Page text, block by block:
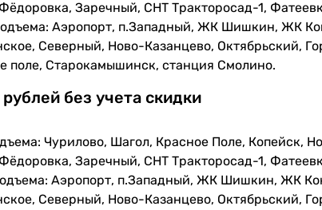
Заречный, СНТ Тракторосад-1,
Аэропорт, п.Западный, ЖК Шишкин, ЖК
Северный, Ново-Казанцево, Октябрьский,
поле, Старокамышинск, станция Смолино.
без учета скидки
Чурилово, Шагол, Красное Поле, Копейск,
Заречный, СНТ Тракторосад-1,
Аэропорт, п.Западный, ЖК Шишкин, ЖК
Северный, Ново-Казанцево, Октябрьский,